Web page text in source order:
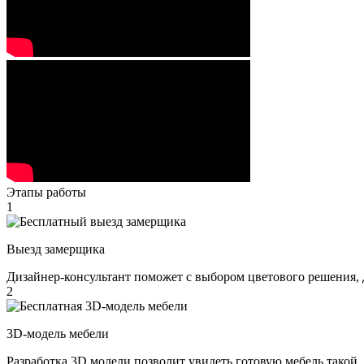
Этапы работы
1
Выезд замерщика
Дизайнер-консультант поможет с выбором цветового
2
3D-модель мебели